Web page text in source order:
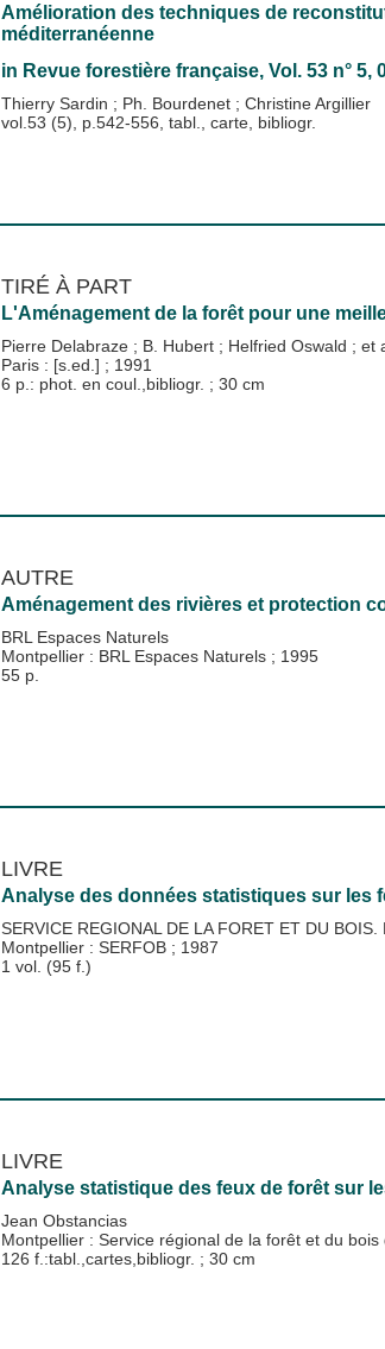
Amélioration des techniques de
méditerranéenne
in Revue forestière française, Vol. 53 n° 5,
Thierry Sardin ; Ph. Bourdenet ; Christine Argillier
vol.53 (5), p.542-556, tabl., carte, bibliogr.
TIRÉ À PART
L'Aménagement de la forêt pour une
Pierre Delabraze ; B. Hubert ; Helfried Oswald ; et
Paris : [s.ed.] ; 1991
6 p.: phot. en coul.,bibliogr. ; 30 cm
AUTRE
Aménagement des rivières et protection
BRL Espaces Naturels
Montpellier : BRL Espaces Naturels ; 1995
55 p.
LIVRE
Analyse des données statistiques sur les
SERVICE REGIONAL DE LA FORET ET DU
Montpellier : SERFOB ; 1987
1 vol. (95 f.)
LIVRE
Analyse statistique des feux de forêt sur
Jean Obstancias
Montpellier : Service régional de la forêt et du
126 f.:tabl.,cartes,bibliogr. ; 30 cm